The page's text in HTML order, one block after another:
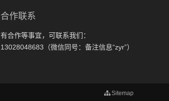
合作联系
有合作等事宜，可联系我们：
13028048683（微信同号：备注信息“zyr”）
Sitemap